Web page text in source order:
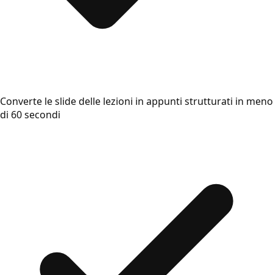
Converte le slide delle lezioni in appunti strutturati in meno
di 60 secondi